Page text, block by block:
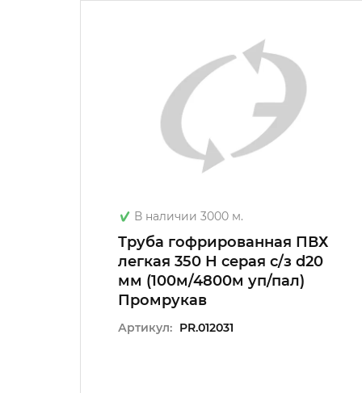
В наличии 3000 м.
Труба гофрированная ПВХ
легкая 350 Н серая с/з d20
мм (100м/4800м уп/пал)
Промрукав
Артикул: PR.012031